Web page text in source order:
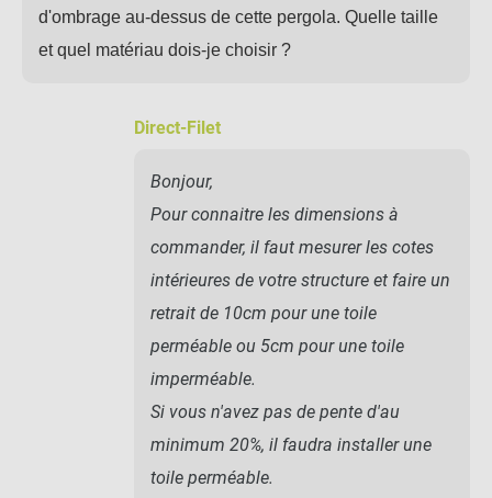
d'ombrage au-dessus de cette pergola. Quelle taille
et quel matériau dois-je choisir ?
Direct-Filet
Bonjour,
Pour connaitre les dimensions à
commander, il faut mesurer les cotes
intérieures de votre structure et faire un
retrait de 10cm pour une toile
perméable ou 5cm pour une toile
imperméable.
Si vous n'avez pas de pente d'au
minimum 20%, il faudra installer une
toile perméable.